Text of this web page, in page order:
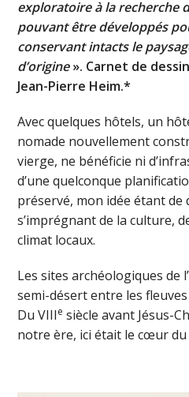
exploratoire à la recherche
pouvant être développés
conservant intacts le
d’origine». Carnet de
Jean-Pierre Heim.*
Avec quelques hôtels, un
nomade nouvellement
vierge, ne bénéficie ni
d’une quelconque
préservé, mon idée étant de
s’imprégnant de la culture,
climat locaux.
Les sites archéologiques de
semi-désert entre les
Du VIIIe siècle avant Jésus-
notre ère, ici était le cœur du